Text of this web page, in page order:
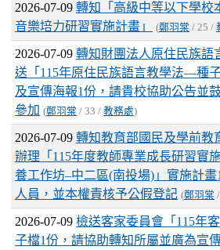
2026-07-09 轉知「高級中等以下學校
音樂培力研習實施計畫」
(鄭羽棠 / 25 /
2026-07-09 轉知財團法人原住民族語
送「115年原住民族語言教學法—種
及宣傳海報1份，請貴校協助公告並
參加 (鄭羽棠 / 33 / 教務處)
2026-07-09 轉知教育部國民及學前教
辦理「115年度教師專業成長研習實
養工作坊–中二區(南投場)」實施計
人員，並本權責核予公假登記 (鄭羽棠
2026-07-09 檢送客家委員會「115年
子檔1份，請協助轉知所屬並廣為宣